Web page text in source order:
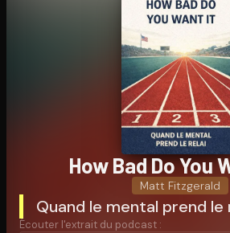
How Bad Do You
Matt Fitzgerald
Quand le mental prend le
Écouter l'extrait du podcast :